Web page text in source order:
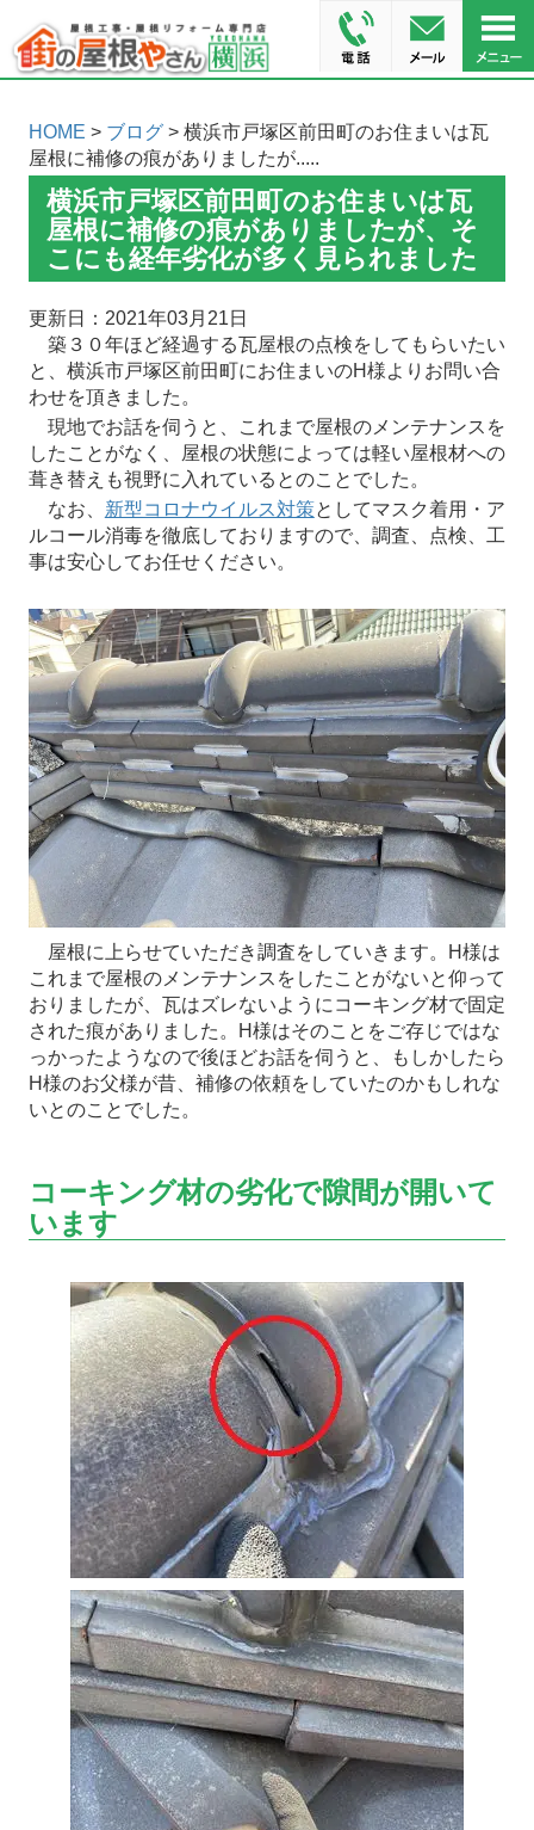
HOME > ブログ> 横浜市戸塚区前田町のお住まいは瓦
屋根に補修の痕がありましたが.....
横浜市戸塚区前田町のお住まいは瓦
屋根に補修の痕がありましたが、そ
こにも経年劣化が多く見られました
更新日：2021年03月21日
築３０年ほど経過する瓦屋根の点検をしてもらいたい
と、横浜市戸塚区前田町にお住まいのH様よりお問い合
わせを頂きました。
現地でお話を伺うと、これまで屋根のメンテナンスを
したことがなく、屋根の状態によっては軽い屋根材への
葺き替えも視野に入れているとのことでした。
なお、 新型コロナウイルス対策としてマスク着用・ア
ルコール消毒を徹底しておりますので、調査、点検、工
事は安心してお任せください。
屋根に上らせていただき調査をしていきます。H様は
これまで屋根のメンテナンスをしたことがないと仰って
おりましたが、瓦はズレないようにコーキング材で固定
された痕がありました。H様はそのことをご存じではな
っかったようなので後ほどお話を伺うと、もしかしたら
H様のお父様が昔、補修の依頼をしていたのかもしれな
いとのことでした。
コーキング材の劣化で隙間が開いて
います